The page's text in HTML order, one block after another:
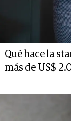
Qué hace la
más de US$